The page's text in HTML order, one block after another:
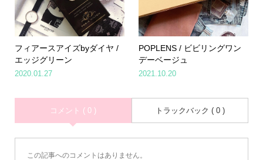
フィアースアイズbyダイヤ /
エッジグリーン
2020.01.27
POPLENS / ビビリングワン
デーベージュ
2021.10.20
コメント ( 0 ) トラックバック ( 0 )
この記事へのコメントはありません。